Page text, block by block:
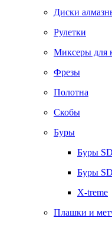
Диски
Рулетки
Миксеры для
Фрезы
Полотна
Скобы
Буры
Буры
Буры
X-treme
Плашки и